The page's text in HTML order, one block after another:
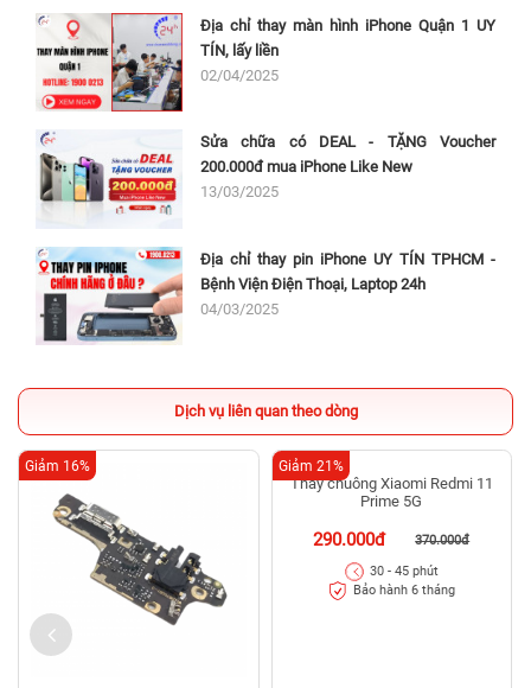
Địa chỉ thay màn hình iPhone Quận 1 UY
TÍN, lấy liền
02/04/2025
Sửa chữa có DEAL - TẶNG Voucher
200.000đ mua iPhone Like New
13/03/2025
Địa chỉ thay pin iPhone UY TÍN TPHCM -
Bệnh Viện Điện Thoại, Laptop 24h
04/03/2025
Dịch vụ liên quan theo dòng
Giảm 16%
Thay chuông Xiaomi Redmi 11
Prime 5G
290.000đ 370.000đ
Giảm 21%
30 - 45 phút
Bảo hành 6 tháng